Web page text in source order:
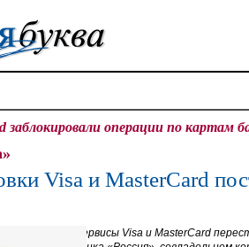
заблокировали операции по картам
Visa и MasterCard
Сервисы Visa и MasterCard